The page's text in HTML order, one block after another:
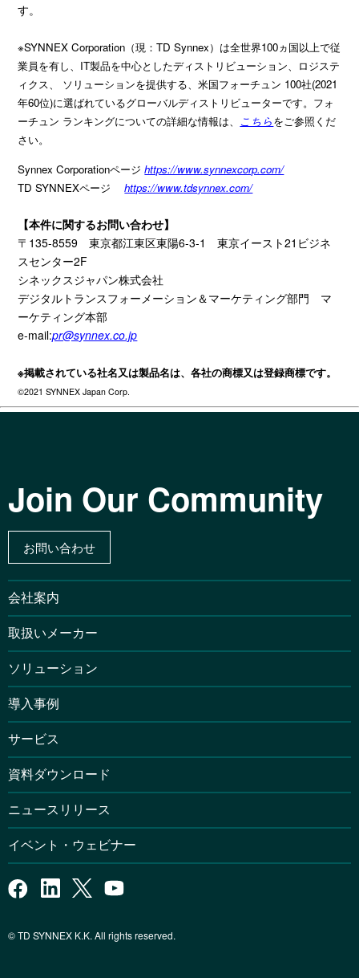
す。
※SYNNEX Corporation（現：TD Synnex）は全世界100ヵ国以上で従
業員を有し、IT製品を中心としたディストリビューション、ロジステ
ィクス、 ソリューションを提供する、米国フォーチュン 100社(2021
年60位)に選ばれているグローバルディストリビューターです。フォ
ーチュン ランキングについての詳細な情報は、 こちらをご参照くだ
さい。
Synnex Corporationページ https://www.synnexcorp.com/
TD SYNNEXページhttps://www.tdsynnex.com/
【本件に関するお問い合わせ】
〒 135-8559 東京都江東区東陽6-3-1 東京イースト21 ビジネ
スセンター2F
シネックスジャパン株式会社
デジタルトランスフォーメーション＆マーケティング部門 マ
ーケティング本部
e-mail:pr@synnex.co.jp
※掲載されている社名又は製品名は、各社の商標又は登録商標です。
©2021 SYNNEX Japan Corp.
Join Our Community
お問い合わせ
会社案内
取扱いメーカー
ソリューション
導入事例
サービス
資料ダウンロード
ニュースリリース
イベント・ウェビナー
© TD SYNNEX K.K. All rights reserved.